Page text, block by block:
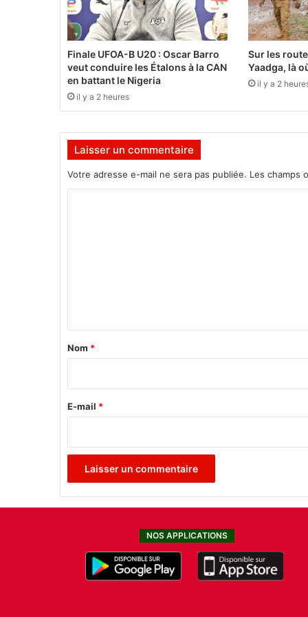
2
5
Finale UFOA-B U20 : Oscar Barro
veut conduire les Étalons à la CAN
en battant le Nigeria
il y a 2 heures
Sur les
Yaadga, là
il y a 2
Laisser un commentaire
Votre adresse e-mail ne sera pas publiée. Les champs
a
e
Nom *
E-mail *
NOS APPLICATIONS